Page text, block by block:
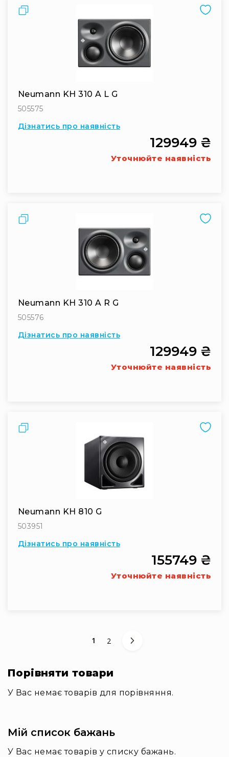
Порівняти
Neumann KH 310 A L G
505575
Дізнатись про наявність
Уточнюйте наявність
129949 ₴
Порівняти
Neumann KH 310 A R G
505576
Дізнатись про наявність
Уточнюйте наявність
129949 ₴
Порівняти
Neumann KH 810 G
503951
Дізнатись про наявність
Уточнюйте наявність
155749 ₴
You're currently reading page
1 Сторінка
2
Порівняти товари
У Вас немає товарів для порівняння.
Мій список бажань
У Вас немає товарів у списку бажань.